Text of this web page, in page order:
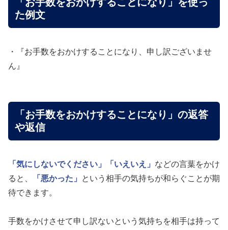
た例文
・『お手数をおかけすることになり、申し訳ございませ
ん』
「お手数をおかけすることになり」の返答
や返信
「気にしないでください」 「いえいえ」 などの言葉をかけ
ると、
「悪かった」
という相手の気持ちが和らぐことが期
待できます。
手数をかけさせて申し訳ないという気持ちを相手は持って